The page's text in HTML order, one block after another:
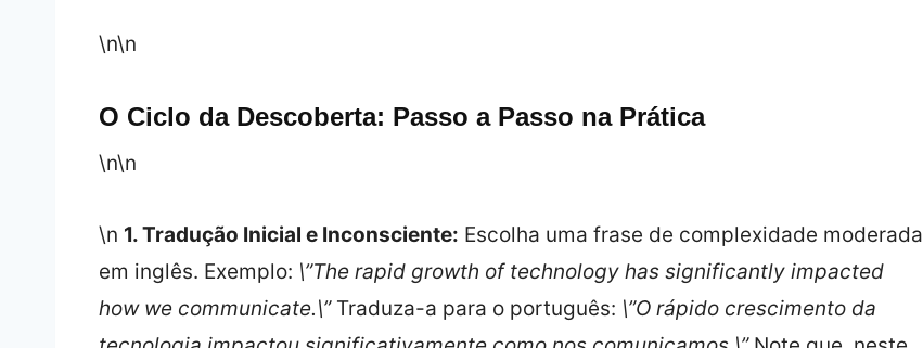
\n\n
O Ciclo da Descoberta: Passo a Passo na Prática
\n\n
\n 1. Tradução Inicial e Inconsciente: Escolha uma frase de complexidade moderada
em inglês. Exemplo: \”The rapid growth of technology has significantly impacted
how we communicate.\”Traduza-a para o português: \”O rápido crescimento da